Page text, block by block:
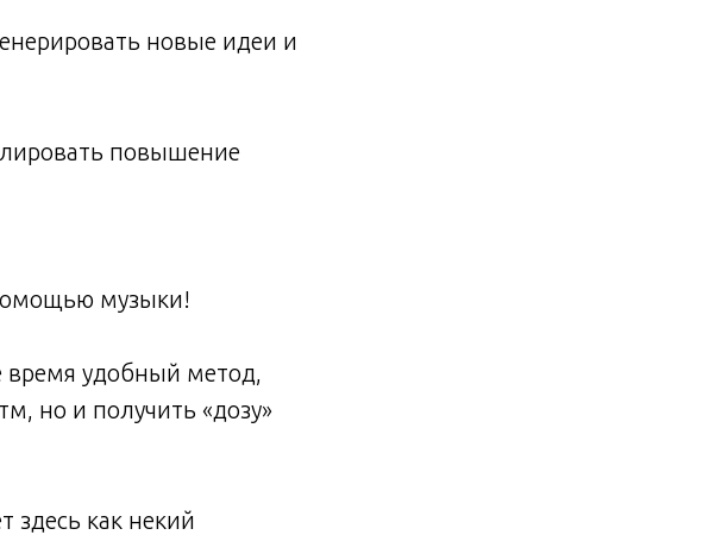
новые идеи и
повышение
музыки!
время удобный метод,
но и получить «дозу»
как некий